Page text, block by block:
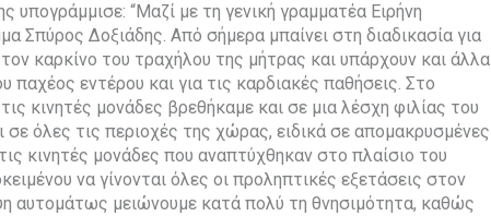
“Μαζί με τη γενική γραμματέα Ειρήνη
Σπύρος Δοξιάδης. Από σήμερα μπαίνει στη διαδικασία για
καρκίνο του τραχήλου της μήτρας και υπάρχουν και άλλα
παχέος εντέρου και για τις καρδιακές παθήσεις. Στο
κινητές μονάδες βρεθήκαμε και σε μια λέσχη φιλίας του
σε όλες τις περιοχές της χώρας, ειδικά σε απομακρυσμένες
κινητές μονάδες που αναπτύχθηκαν στο πλαίσιο του
να γίνονται όλες οι προληπτικές εξετάσεις στον
αυτομάτως μειώνουμε κατά πολύ τη θνησιμότητα, καθώς